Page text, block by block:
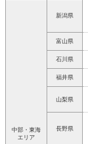
中部・東海
エリア
新潟県
富山県
石川県
福井県
山梨県
長野県